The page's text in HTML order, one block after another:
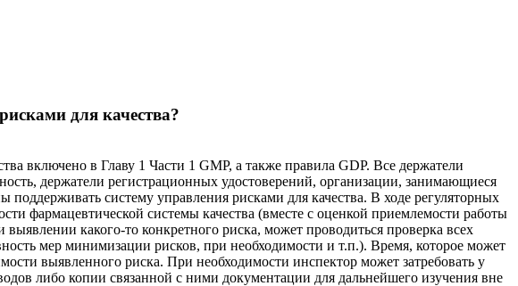
для качества?
включено в Главу 1 Части 1 GMP, а также правила GDP. Все держатели
держатели регистрационных удостоверений, организации, занимающиеся
систему управления рисками для качества. В ходе регуляторных
фармацевтической системы качества (вместе с оценкой приемлемости работы
какого-то конкретного риска, может проводиться проверка всех
мер минимизации рисков, при необходимости и т.п.). Время, которое может
выявленного риска. При необходимости инспектор может затребовать у
либо копии связанной с ними документации для дальнейшего изучения вне